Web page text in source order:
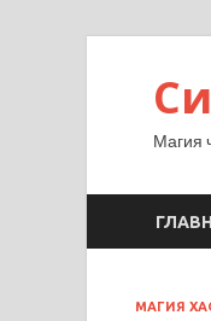
Магия
МАГИЯ